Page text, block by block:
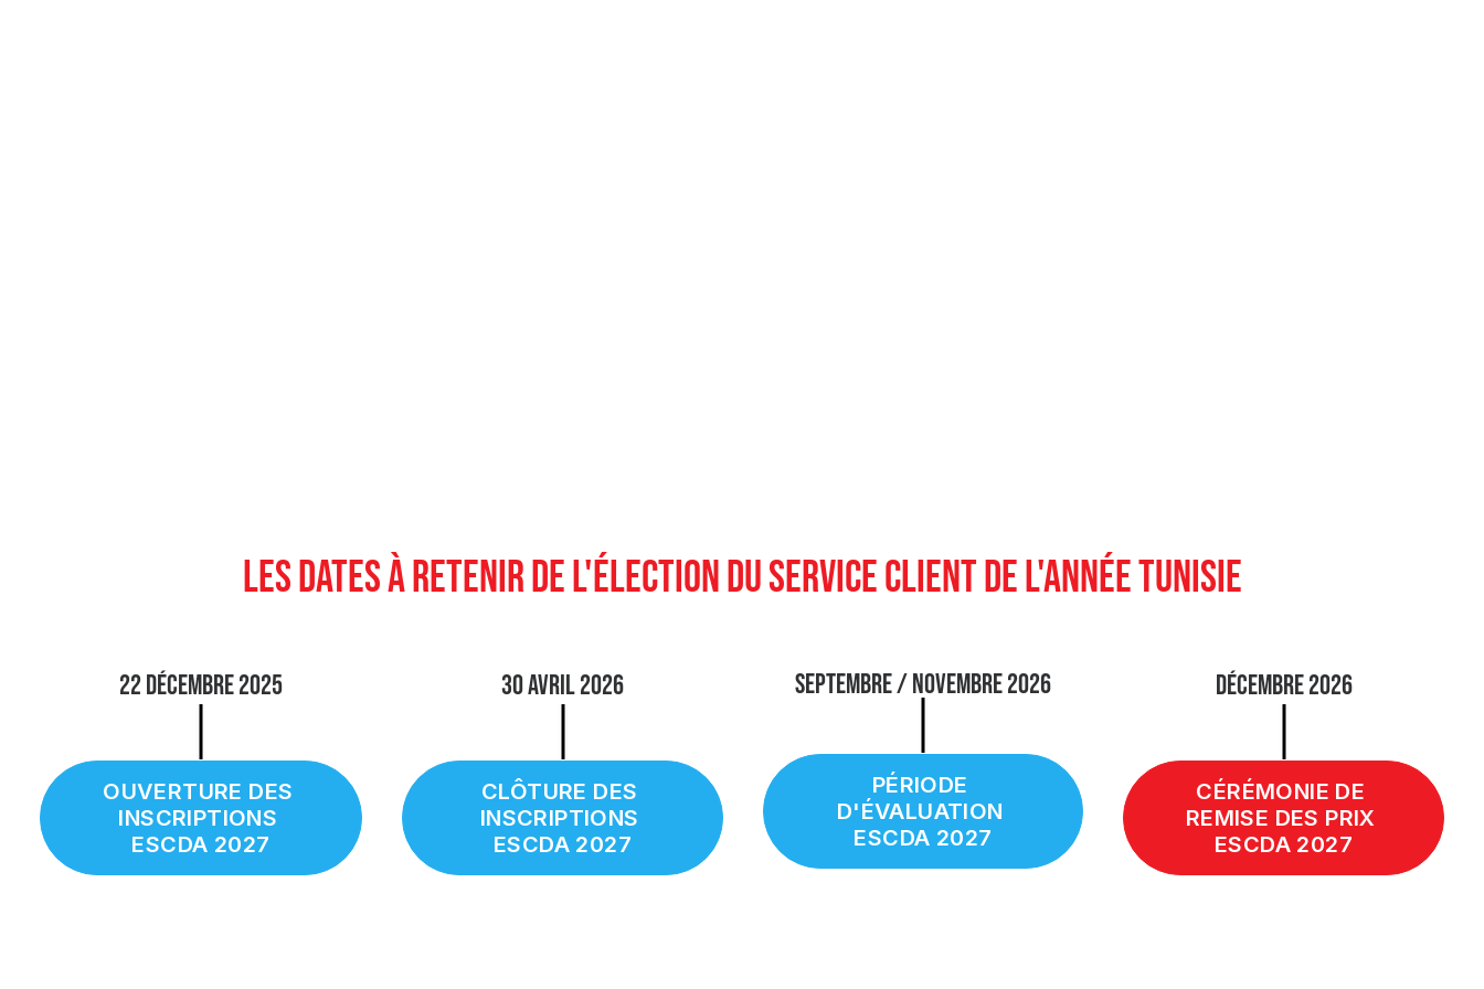
LES DATES À RETENIR DE L'ÉLECTION DU SERVICE CLIENT DE L'ANNÉE TUNISIE
22 décembre 2025
OUVERTURE DES
INSCRIPTIONS
ESCDA 2027
30 Avril 2026
CLÔTURE DES
INSCRIPTIONS
ESCDA 2027
SEPTEMBRE / NOVEMBRE 2026
PÉRIODE
D'ÉVALUATION
ESCDA 2027
DÉCEMBRE 2026
CÉRÉMONIE DE
REMISE DES PRIX
ESCDA 2027